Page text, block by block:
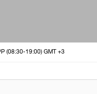
(08:30-19:00) GMT +3